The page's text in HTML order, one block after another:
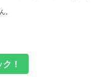
。
！